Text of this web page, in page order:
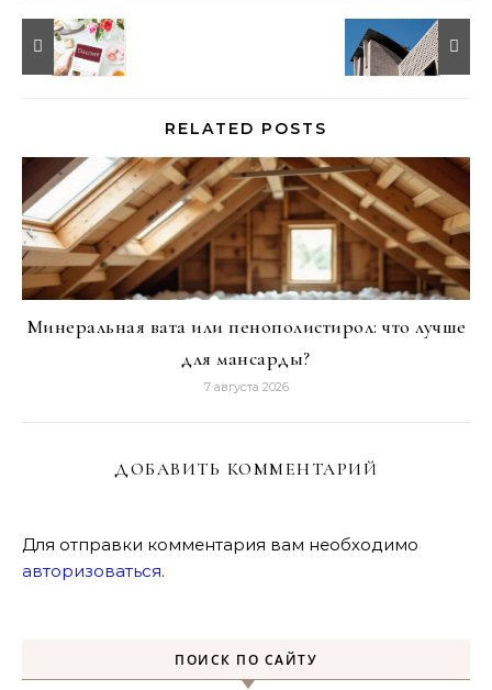
RELATED POSTS
Минеральная вата или пенополистирол: что лучше
для мансарды?
7 августа 2026
ДОБАВИТЬ КОММЕНТАРИЙ
Для отправки комментария вам необходимо
авторизоваться.
ПОИСК ПО САЙТУ